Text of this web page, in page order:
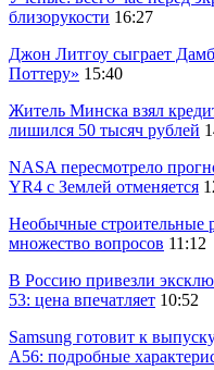
близорукости 16:27
Джон Литгоу сыграет
Поттеру» 15:40
Житель Минска взял
лишился 50 тысяч рублей
NASA пересмотрело
YR4 с Землей отменяется
Необычные строительные
множество вопросов 11:12
В Россию привезли
53: цена впечатляет 10:52
Samsung готовит к
A56: подробные